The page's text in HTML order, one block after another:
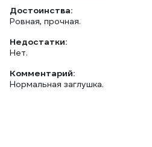
Достоинства:
Ровная, прочная.
Недостатки:
Нет.
Комментарий:
Нормальная заглушка.